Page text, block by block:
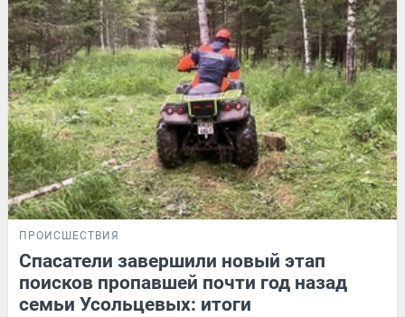
ПРОИСШЕСТВИЯ
Спасатели завершили новый этап
поисков пропавшей почти год назад
семьи Усольцевых: итоги